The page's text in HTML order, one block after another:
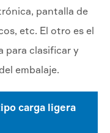
pantalla de
etc. El otro es el
para clasificar y
embalaje.
carga ligera